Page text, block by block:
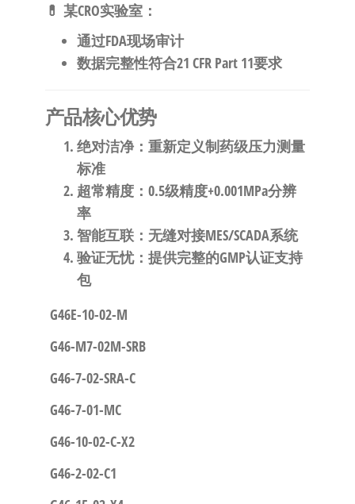
💊 某CRO实验室：
通过FDA现场审计
数据完整性符合21 CFR Part 11要求
产品核心优势
绝对洁净：重新定义制药级压力测量
标准
超常精度：0.5级精度+0.001MPa分辨
率
智能互联：无缝对接MES/SCADA系统
验证无忧：提供完整的GMP认证支持
包
G46E-10-02-M
G46-M7-02M-SRB
G46-7-02-SRA-C
G46-7-01-MC
G46-10-02-C-X2
G46-2-02-C1